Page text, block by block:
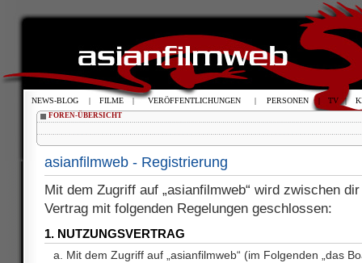
FOREN-ÜBERSICHT
asianfilmweb - Registrierung
Mit dem Zugriff auf „asianfilmweb“ wird zwischen
Vertrag mit folgenden Regelungen geschlossen:
1. NUTZUNGSVERTRAG
Mit dem Zugriff auf „asianfilmweb“ (im Folgenden „das
NEWS-BLOG | FILME | VERÖFFENTLICHUNGEN | PERSONEN | TV |